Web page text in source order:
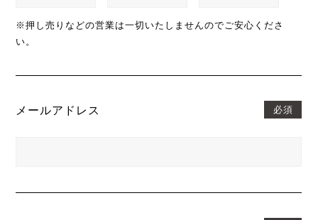
※押し売りなどの営業は一切いたしませんのでご安心くださ
い。
メールアドレス 必須